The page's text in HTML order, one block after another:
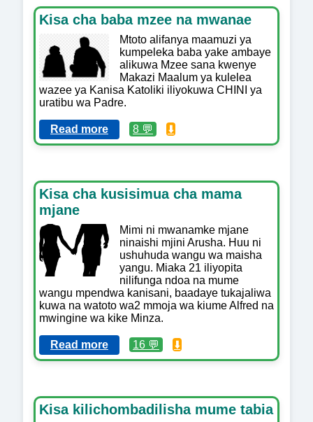
Kisa cha baba mzee na mwanae
Mtoto alifanya maamuzi ya
kumpeleka baba yake ambaye
alikuwa Mzee sana kwenye
Makazi Maalum ya kulelea
wazee ya Kanisa Katoliki iliyokuwa CHINI ya
uratibu wa Padre.
Read more 8 💬 ⬇️
Kisa cha kusisimua cha mama
mjane
Mimi ni mwanamke mjane
ninaishi mjini Arusha. Huu ni
ushuhuda wangu wa maisha
yangu. Miaka 21 iliyopita
nilifunga ndoa na mume
wangu mpendwa kanisani, baadaye tukajaliwa
kuwa na watoto wa2 mmoja wa kiume Alfred na
mwingine wa kike Minza.
Read more 16 💬 ⬇️
Kisa kilichombadilisha mume tabia